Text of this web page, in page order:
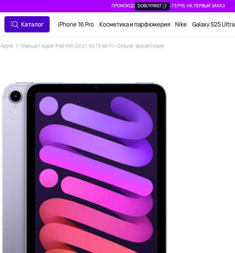
ПРОМОКОД DOBUYFIRST -73 РУБ. НА ПЕРВЫЙ ЗАКАЗ
Каталог iPhone 16 Pro Косметика и парфюмерия Nike Galaxy S25 Ultra
Apple Планшет Apple iPad mini 2021, 64 Гб Wi-Fi + Cellular, фиолетовый